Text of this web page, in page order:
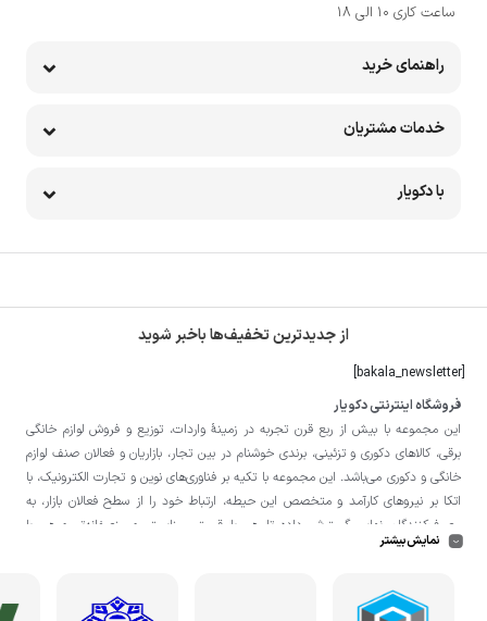
ساعت کاری 10 الی 18
راهنمای خرید
خدمات مشتریان
با دکویار
از جدیدترین تخفیف‌ها باخبر شوید
[bakala_newsletter]
فروشگاه اینترنتی دکویار
این مجموعه با بيش از ربع قرن تجربه در زمينۀ واردات، توزيع و فروش لوازم خانگی
برقی، کالاهای دکوری و تزئینی، برندی خوشنام در بين تجار، بازاريان و فعالان صنف لوازم
خانگی و دکوری می‌باشد. این مجموعه با تكيه بر فناوری‌های نوين و تجارت الكترونيک، با
اتکا بر نيروهای كارآمد و متخصص اين حيطه، ارتباط خود را از سطح فعالان بازار، به
مصرف‌كنندگان نهايی گسترش داده تا هم با قيمتی مناسبتر و منصفانه‌تر و هم با
خدماتی گسترده‌تر و كيفی‌تر در خدمت هموطنان عزیز در اقصی نقاط ميهنمان باشد.
کالا از انبار تنها در صورت ثبت سفارش قبلی از طریق سایت و انتخاب زمان، امکان پذیر
نمایش بیشتر